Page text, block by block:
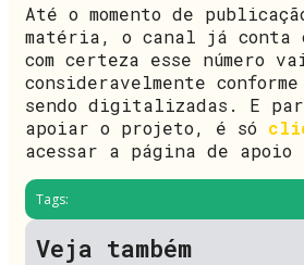
Até o momento de
matéria, o canal já conta
com certeza esse número
consideravelmente
sendo digitalizadas. E
apoiar o projeto, é só
acessar a página de apoio
Tags:
Veja também